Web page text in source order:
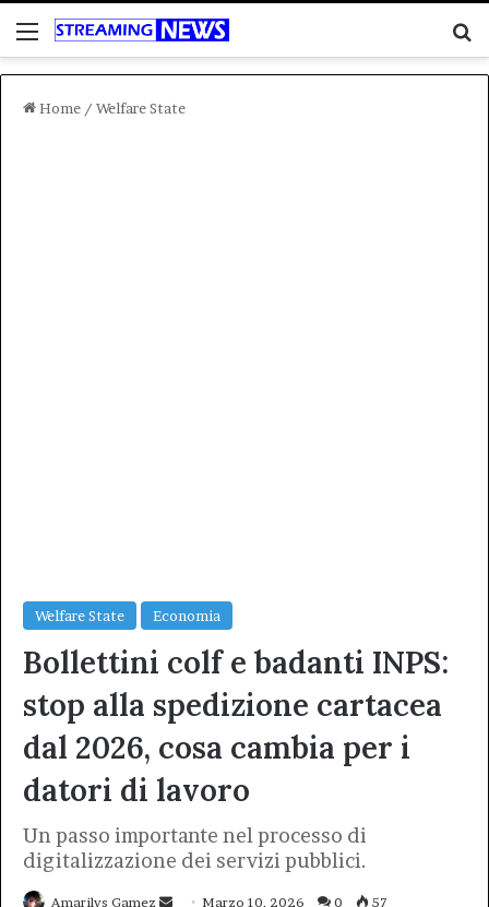
Menu
Home / Welfare State
Welfare State Economia
Bollettini colf e badanti INPS:
stop alla spedizione cartacea
dal 2026, cosa cambia per i
datori di lavoro
Un passo importante nel processo di
digitalizzazione dei servizi pubblici.
Amarilys Gamez
InviaMarzo 10, 2026 0 57